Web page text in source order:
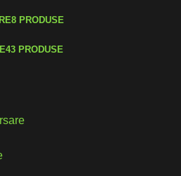
8 PRODUSE
43 PRODUSE